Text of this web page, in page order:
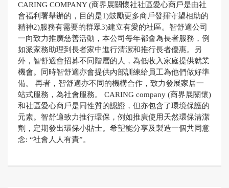
CARING COMPANY (商界展關懷社社區愛心商戶是由社
會福利署舉辦的，目的是1)鼓勵更多商戶發揮守望相助的
精神2)服務有需要的群眾3)建立有愛的社區。智舒適公司
一向致力推廣慈善活動，本公司每年都會為長者服務，例
如派家務助理到長者家中進行清潔和推行長者優惠。另
外，智舒適會招募不同階層的人，為低收入家庭提供就業
機會。同時智舒適亦會提供內部訓練給員工為他們做好準
備。 再者，智舒適亦不同的機構合作，致力發展家居一
站式服務，為社會服務。 CARING company (商界展關懷)
和社區愛心商戶是同性質的認證，但亦包含了環境保護的
元素。智舒適致力推行環保，例如推廣使用天然環保清潔
劑，定期發出環保小貼士。希望能分享及製造一個共同意
念: “社會人人有責”。